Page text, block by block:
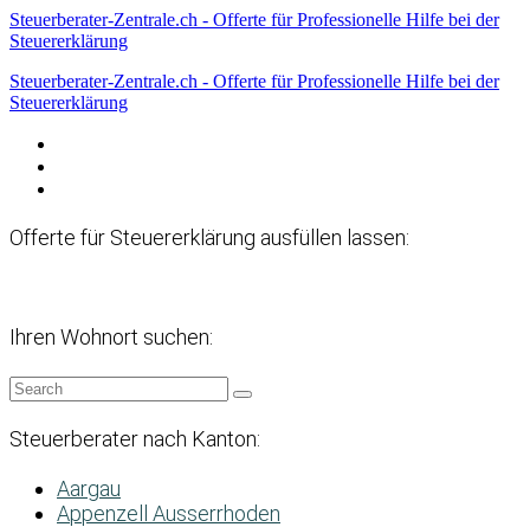
Steuerberater-Zentrale.ch - Offerte für Professionelle Hilfe bei der
Steuererklärung
Steuerberater-Zentrale.ch - Offerte für Professionelle Hilfe bei der
Steuererklärung
Offerte für Steuererklärung ausfüllen lassen:
Ihren Wohnort suchen:
Steuerberater nach Kanton:
Aargau
Appenzell Ausserrhoden